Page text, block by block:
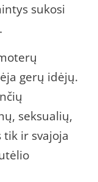
sukosi
gerų idėjų.
seksualių,
ir svajoja